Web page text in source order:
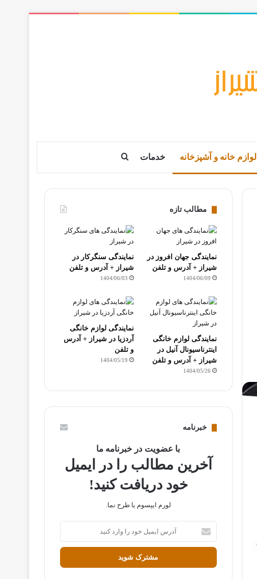
لوازم خانه و آشپزخانه خدمات
مطالب تازه
نمایندگی جهان افروز در
شیراز + آدرس و تلفن
1404/06/09
نمایندگی سنگرکار در
شیراز + آدرس و تلفن
1404/06/03
نمایندگی لوازم خانگی
اینترناسیونال آنیل در
شیراز + آدرس و تلفن
1404/05/26
نمایندگی لوازم خانگی
آردزیا در شیراز + آدرس
و تلفن
1404/05/19
خبرنامه
با عضویت در خبرنامه ما
آخرین مطالب را در ایمیل
خود دریافت کنید!
لورم ایپسوم یا طرح‌ نما.
ر
ا